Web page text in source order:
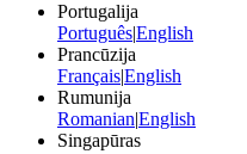
Portugalija
PortuguêsEnglish
Prancūzija
FrançaisEnglish
Rumunija
RomanianEnglish
Singapūras